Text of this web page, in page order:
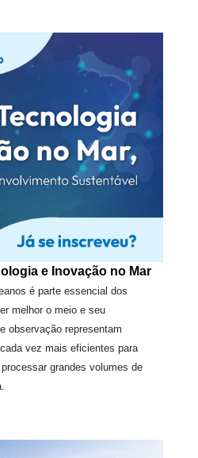
e Inovação no Mar
é parte essencial dos
melhor o meio e seu
observação representam
vez mais eficientes para
grandes volumes de